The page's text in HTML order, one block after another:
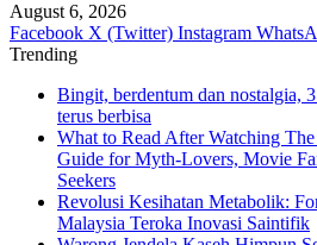
August 6, 2026
Facebook X (Twitter) Instagram
Trending
Bingit, berdentum dan nostalgia,
terus berbisa
What to Read After Watching
Guide for Myth-Lovers, Movie
Seekers
Revolusi Kesihatan Metabolik:
Malaysia Teroka Inovasi Saintifik